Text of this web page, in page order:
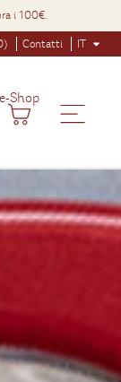
i 100€.
Contatti IT
e-Shop